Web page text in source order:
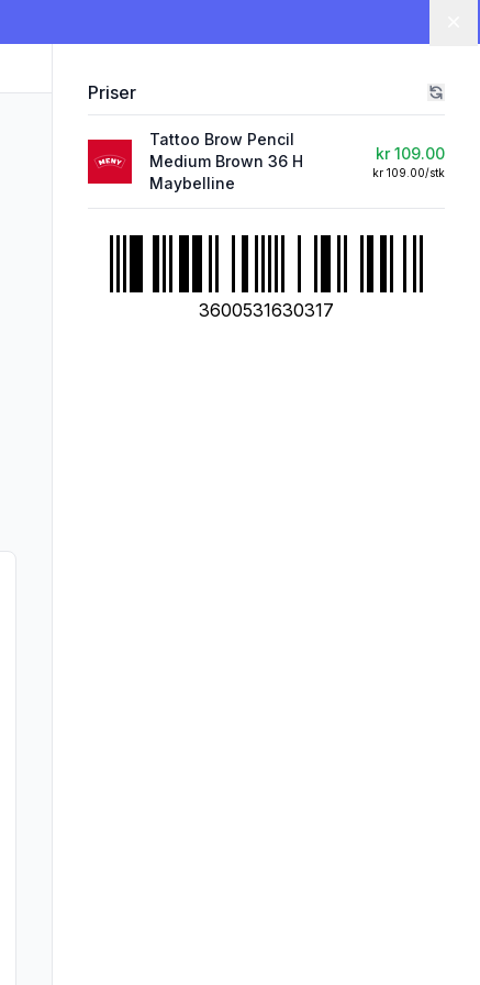
Priser
Tattoo Brow Pencil
Medium Brown 36 H
Maybelline
kr 109.00
kr 109.00/stk
3600531630317